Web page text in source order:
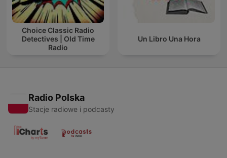
Choice Classic Radio
Detectives | Old Time
Radio
Un Libro Una Hora
Radio Polska
Stacje radiowe i podcasty